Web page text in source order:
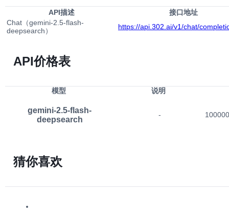
API描述
接口地址
Chat（gemini-2.5-flash-
deepsearch）
https://api.302.ai/v1/chat/
API价格表
模型 说明
gemini-2.5-flash-
deepsearch
-
猜你喜欢